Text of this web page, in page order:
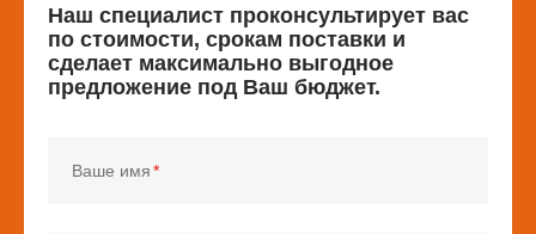
Наш специалист проконсультирует вас
по стоимости, срокам поставки и
сделает максимально выгодное
предложение под Ваш бюджет.
Ваше имя